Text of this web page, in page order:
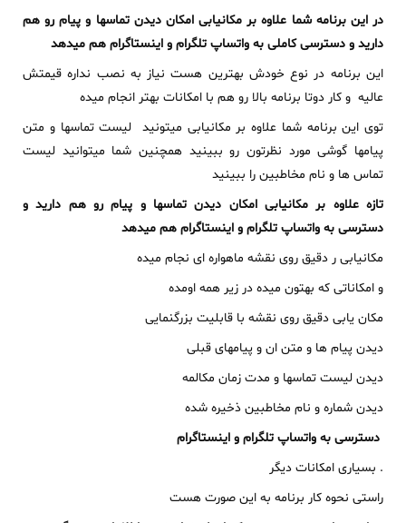
در این برنامه شما علاوه بر مکانیابی امکان دیدن تماسها و پیام رو هم
دارید و دسترسی کاملی به واتساپ تلگرام و اینستاگرام هم میدهد
این برنامه در نوع خودش بهترین هست نیاز به نصب نداره قیمتش
عالیه و کار دوتا برنامه بالا رو هم با امکانات بهتر انجام میده
توی این برنامه شما علاوه بر مکانیابی میتونید لیست تماسها و متن
پیامها گوشی مورد نظرتون رو ببینید همچنین شما میتوانید لیست
تماس ها و نام مخاطبین را ببینید
تازه علاوه بر مکانیابی امکان دیدن تماسها و پیام رو هم دارید و
دسترسی به واتساپ تلگرام و اینستاگرام هم میدهد
مکانیابی ر دقیق روی نقشه ماهواره ای نجام میده
و امکاناتی که بهتون میده در زیر همه اومده
مکان یابی دقیق روی نقشه با قابلیت بزرگنمایی
دیدن پیام ها و متن ان و پیامهای قبلی
دیدن لیست تماسها و مدت زمان مکالمه
دیدن شماره و نام مخاطبین ذخیره شده
دسترسی به واتساپ تلگرام و اینستاگرام
. بسیاری امکانات دیگر
راستی نحوه کار برنامه به این صورت هست